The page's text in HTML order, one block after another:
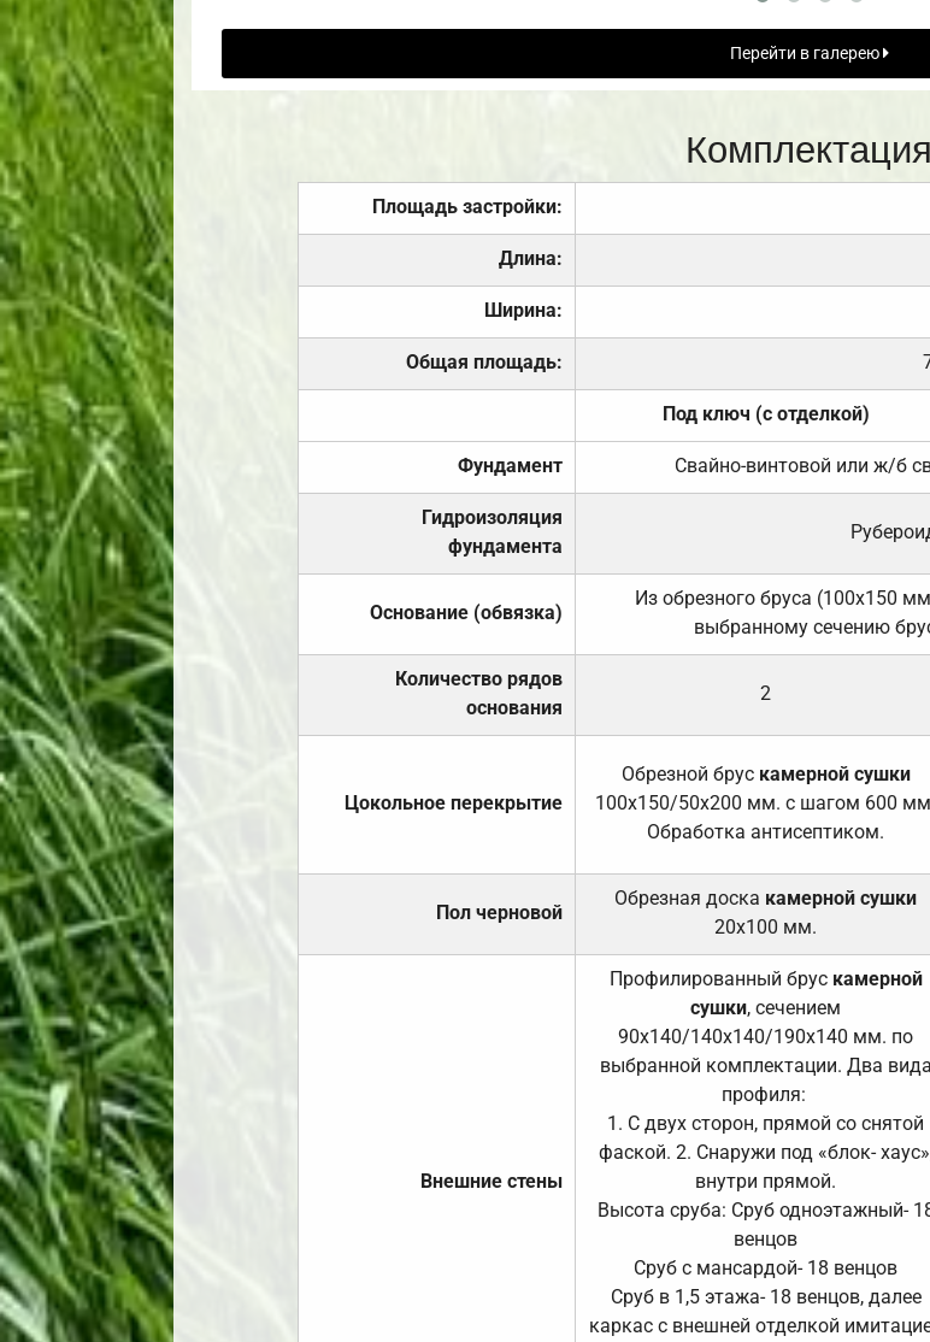
Перейти в галерею
Комплектация
Площадь застройки:
Длина:
Ширина:
Общая площадь:
Под ключ (с отделкой)
Фундамент Свайно-винтовой или ж/б
Гидроизоляция
фундамента
Основание (обвязка)
Из обрезного бруса (100х150
выбранному сечению
Количество рядов
основания
2
Цокольное перекрытие
Обрезной брус камерной сушки
100х150/50х200 мм. с шагом 600
Обработка антисептиком.
Пол черновой
Обрезная доска камерной сушки
20х100 мм.
Внешние стены
Профилированный брус камерной
сушки, сечением
90х140/140х140/190х140 мм. по
выбранной комплектации. Два вида
профиля:
1. С двух сторон, прямой со снятой
фаской. 2. Снаружи под «блок-
внутри прямой.
Высота сруба: Сруб одноэтажный-
венцов
Сруб с мансардой- 18 венцов
Сруб в 1,5 этажа- 18 венцов, далее
каркас с внешней отделкой